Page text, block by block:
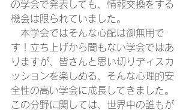
の学会で発表しても、情報交換をする
機会は限られていました。
本学会ではそんな心配は御無用で
す！立ち上げから間もない学会ではあ
りますが、皆さんと思い切りディスカ
ッションを楽しめる、そんな心理的安
全性の高い学会に成長してきました。
この分野に関しては、世界中の誰もが